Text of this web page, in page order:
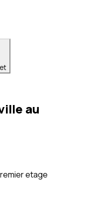
au
etage